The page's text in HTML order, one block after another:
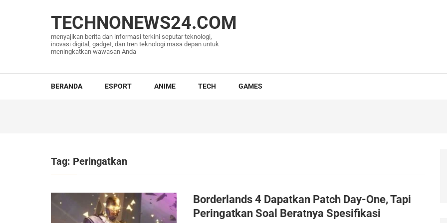
TECHNONEWS24.COM
menyajikan berita dan informasi terkini seputar teknologi,
inovasi digital, gadget, dan tren teknologi masa depan untuk
meningkatkan wawasan Anda
BERANDA ESPORT ANIME TECH GAMES
Tag: Peringatkan
Borderlands 4 Dapatkan Patch Day-One, Tapi
Peringatkan Soal Beratnya Spesifikasi